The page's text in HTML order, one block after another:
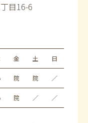
目16-6
金 土 日
院 院 ／
院 ／ ／